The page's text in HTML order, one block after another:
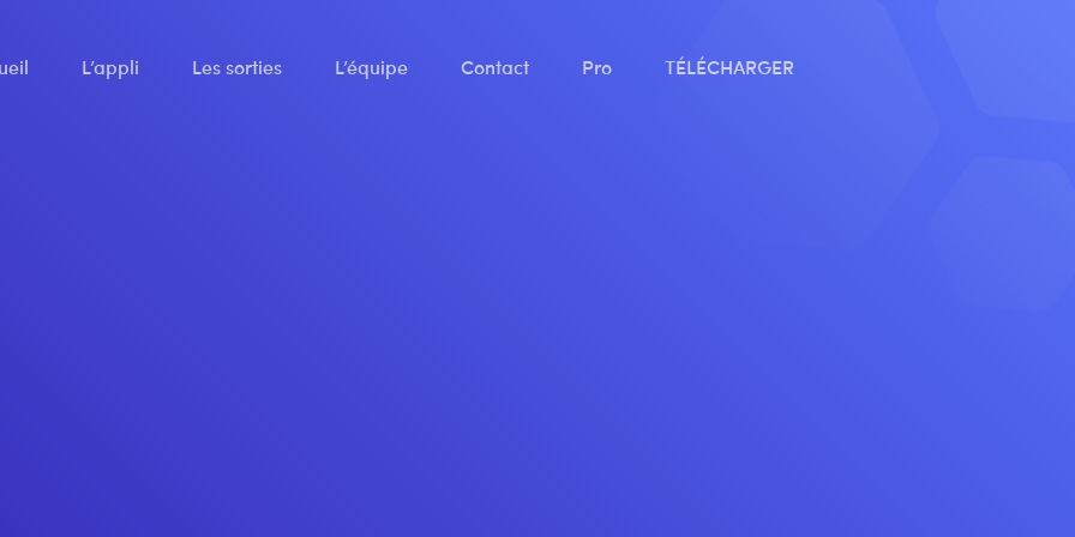
L’appli Les sorties L’équipe Contact Pro TÉLÉCHARGER